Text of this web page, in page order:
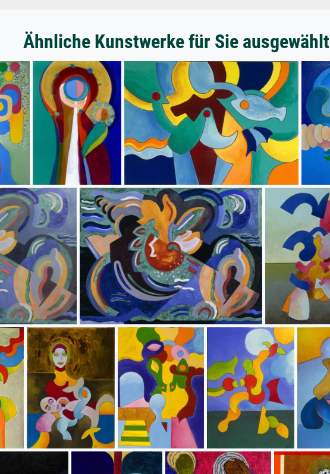
Ähnliche Kunstwerke für Sie ausgewählt